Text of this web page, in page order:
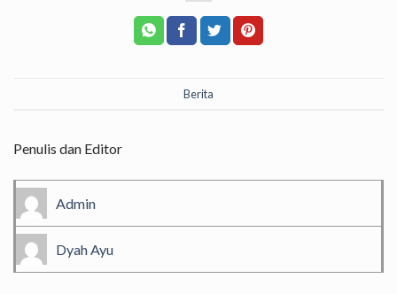
Berita
Penulis dan Editor
Admin
Dyah Ayu